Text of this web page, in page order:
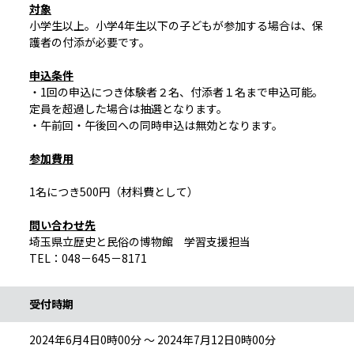
対象
小学生以上。小学4年生以下の子どもが参加する場合は、保
護者の付添が必要です。
申込条件
・1回の申込につき体験者２名、付添者１名まで申込可能。
定員を超過した場合は抽選となります。
・午前回・午後回への同時申込は無効となります。
参加費用
1名につき500円（材料費として）
問い合わせ先
埼玉県立歴史と民俗の博物館 学習支援担当
TEL：048－645－8171
受付時期
2024年6月4日0時00分 ～ 2024年7月12日0時00分